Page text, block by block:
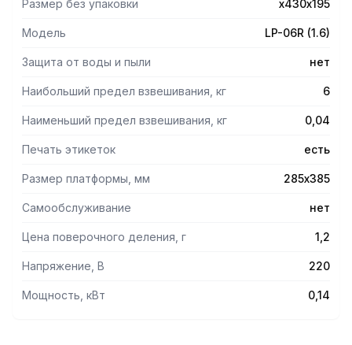
КЛАВИШ БЫСТРОГО ВЫЗОВА 45 ВСТРОЕННЫХ ШАБЛОНОВ
ЭТИКЕТОК И 2 ПОЛЬЗОВАТЕЛЬСКИХ СКОРОСТЬ ПЕЧАТИ
ЭТИКЕТОК 80 ММ/С ДЛИНА ЭТИКЕТКИ ОТ 30 ДО 92 ММ
СУММАРНАЯ СТОИМОСТЬ ПОКУПКИ ИНТЕРФЕЙС RS-
232ТОРГОВЫЕ ВЕСЫ С ПЕЧАТЬЮ ЭТИКЕТОК CAS LP
Размер без упаковки х430х195
Модель LP-06R (1.6)
Защита от воды и пыли нет
Наибольший предел взвешивания, кг 6
Наименьший предел взвешивания, кг 0,04
Печать этикеток есть
Размер платформы, мм 285х385
Самообслуживание нет
Цена поверочного деления, г 1,2
Напряжение, В 220
Мощность, кВт 0,14